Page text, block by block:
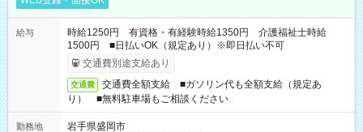
給与
時給1250円 有資格・有経験時給1350円 介護福祉士時給
1500円 ■日払いOK（規定あり）※即日払い不可
交通費別途支給あり
交通費
交通費全額支給 ■ガソリン代も全額支給（規定あ
り） ■無料駐車場もご相談ください
勤務地
岩手県盛岡市